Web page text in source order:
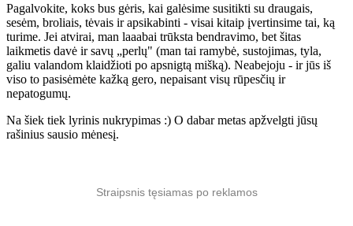
Pagalvokite, koks bus gėris, kai galėsime susitikti su draugais,
sesėm, broliais, tėvais ir apsikabinti - visai kitaip įvertinsime tai, ką
turime. Jei atvirai, man laaabai trūksta bendravimo, bet šitas
laikmetis davė ir savų „perlų" (man tai ramybė, sustojimas, tyla,
galiu valandom klaidžioti po apsnigtą mišką). Neabejoju - ir jūs iš
viso to pasisėmėte kažką gero, nepaisant visų rūpesčių ir
nepatogumų.
Na šiek tiek lyrinis nukrypimas :) O dabar metas apžvelgti jūsų
rašinius sausio mėnesį.
Straipsnis tęsiamas po reklamos